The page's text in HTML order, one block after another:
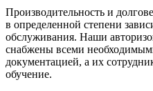
Производительность и
в определенной степени
обслуживания. Наши
снабжены всеми
документацией, а их
обучение.